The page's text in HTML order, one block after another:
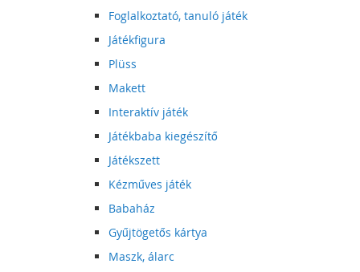
Foglalkoztató, tanuló játék
Játékfigura
Plüss
Makett
Interaktív játék
Játékbaba kiegészítő
Játékszett
Kézműves játék
Babaház
Gyűjtögetős kártya
Maszk, álarc